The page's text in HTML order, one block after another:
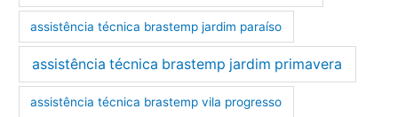
assistência técnica brastemp jardim paraíso
assistência técnica brastemp jardim primavera
assistência técnica brastemp vila progresso